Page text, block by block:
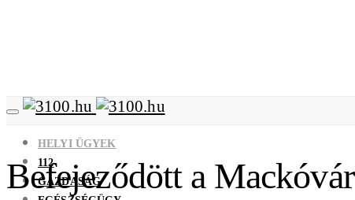
HELYI ÜGYEK
112
GAZDASÁG
Befejeződött a